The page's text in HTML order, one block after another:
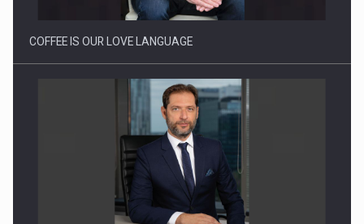
COFFEE IS OUR LOVE LANGUAGE